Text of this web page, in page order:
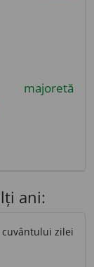
majoretă
ani: